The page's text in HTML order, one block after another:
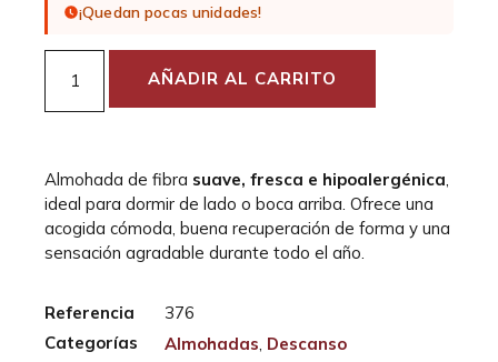
¡Quedan pocas unidades!
AÑADIR AL CARRITO
Almohada de fibra suave, fresca e hipoalergénica
ideal para dormir de lado o boca arriba. Ofrece una
acogida cómoda, buena recuperación de forma y una
sensación agradable durante todo el año.
Referencia
376
Categorías
Almohadas Descanso